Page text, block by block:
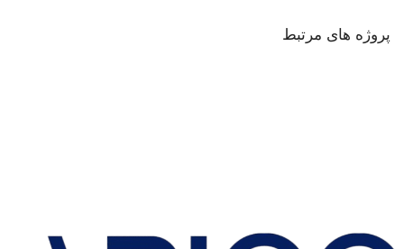
پروژه های مرتبط